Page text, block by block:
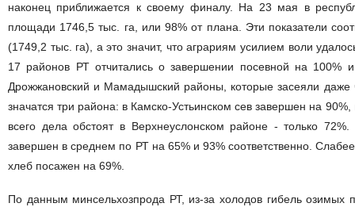
наконец приближается к своему финалу. На 23 мая в
площади 1746,5 тыс. га, или 98% от плана. Эти показатели
(1749,2 тыс. га), а это значит, что аграриям усилием воли
17 районов РТ отчитались о завершении посевной на 100%
Дрожжановский и Мамадышский районы, которые засеяли
значатся три района: в Камско-Устьинском сев завершен на
всего дела обстоят в Верхнеуслонском районе - только
завершен в среднем по РТ на 65% и 93% соответственно.
хлеб посажен на 69%.
По данным минсельхозпрода РТ, из-за холодов гибель озимых